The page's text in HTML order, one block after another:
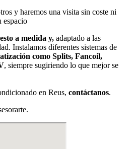
y haremos una visita sin coste ni
espacio
a medida y, adaptado a las
Instalamos diferentes sistemas de
como Splits, Fancoil,
, siempre sugiriendo lo que mejor se
en Reus, contáctanos.